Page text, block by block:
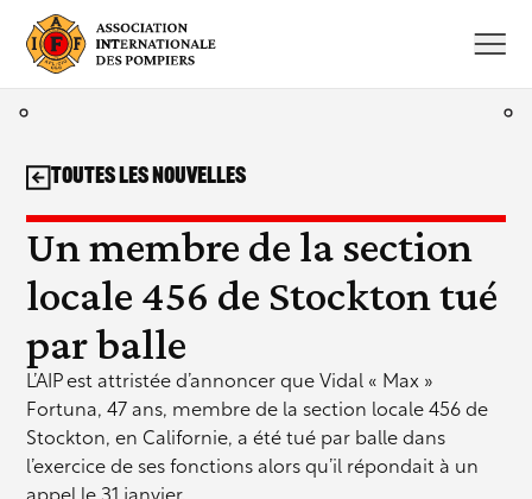
contenu
Un membre de la section
locale 456 de Stockton tué
par balle
L’AIP est attristée d’annoncer que Vidal « Max »
Fortuna, 47 ans, membre de la section locale 456 de
Stockton, en Californie, a été tué par balle dans
l’exercice de ses fonctions alors qu’il répondait à un
Toutes les nouvelles